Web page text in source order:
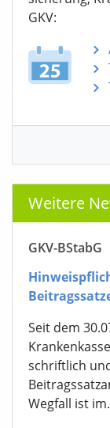
GKV:
Weitere
GKV-BStabG
Seit dem
schriftlich
Wegfall ist